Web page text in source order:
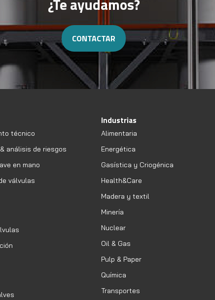
¿Te ayudamos?
CONTACTAR
técnico
análisis de riesgos
en mano
válvulas
Industrias
Alimentaria
Energética
Gasística y Criogénica
Health&Care
Madera y textil
Minería
Nuclear
Oil & Gas
Pulp & Paper
Química
Transportes